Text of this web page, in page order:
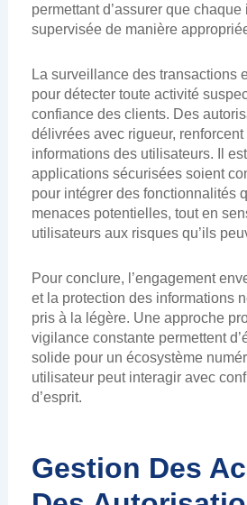
permettant d’assurer que
supervisée de manière
La surveillance des transactions
pour détecter toute activité
confiance des clients. Des
délivrées avec rigueur,
informations des utilisateurs. Il
applications sécurisées soient
pour intégrer des fonctionnalités
menaces potentielles, tout en
utilisateurs aux risques qu’ils
Pour conclure, l’engagement
et la protection des informations
pris à la légère. Une approche
vigilance constante permettent
solide pour un écosystème
utilisateur peut interagir avec
d’esprit.
Gestion Des